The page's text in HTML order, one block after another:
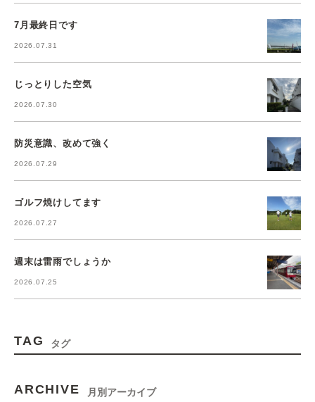
7月最終日です
2026.07.31
じっとりした空気
2026.07.30
防災意識、改めて強く
2026.07.29
ゴルフ焼けしてます
2026.07.27
週末は雷雨でしょうか
2026.07.25
TAG タグ
ARCHIVE 月別アーカイブ